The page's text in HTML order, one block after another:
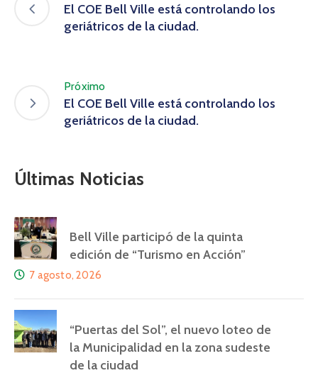
El COE Bell Ville está controlando los
geriátricos de la ciudad.
Próximo
El COE Bell Ville está controlando los
geriátricos de la ciudad.
Últimas Noticias
Bell Ville participó de la quinta
edición de “Turismo en Acción”
7 agosto, 2026
“Puertas del Sol”, el nuevo loteo de
la Municipalidad en la zona sudeste
de la ciudad